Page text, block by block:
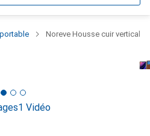
Noreve Housse cuir vertical
1 Vidéo